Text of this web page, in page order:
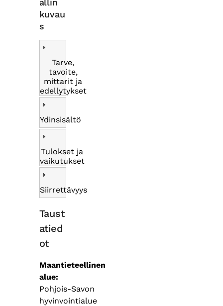
kuvau
s
Tarve,
tavoite,
mittarit ja
edellytykset
Ydinsisältö
Tulokset ja
vaikutukset
Siirrettävyys
Taust
atied
ot
Maantieteellinen
alue
Pohjois-Savon
hyvinvointialue